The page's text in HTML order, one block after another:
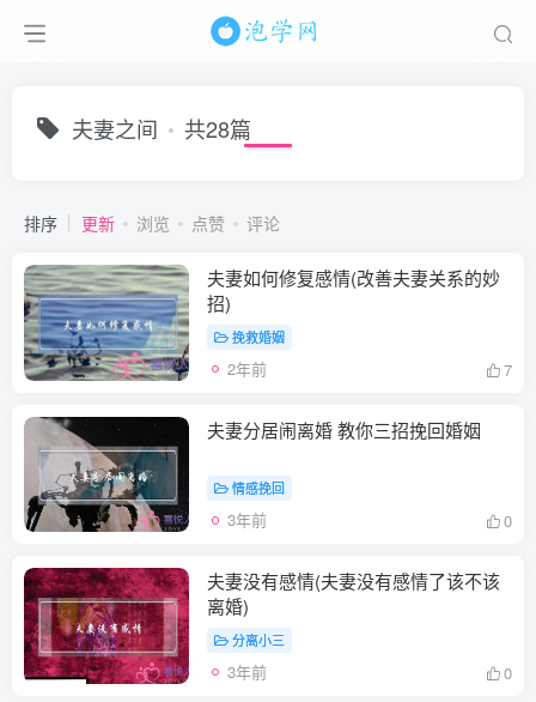
夫妻之间 共28篇
排序 更新 浏览 点赞 评论
夫妻如何修复感情(改善夫妻关系的妙
招)
挽救婚姻
2年前 7
夫妻分居闹离婚 教你三招挽回婚姻
情感挽回
3年前 0
夫妻没有感情(夫妻没有感情了该不该
离婚)
分离小三
3年前 0